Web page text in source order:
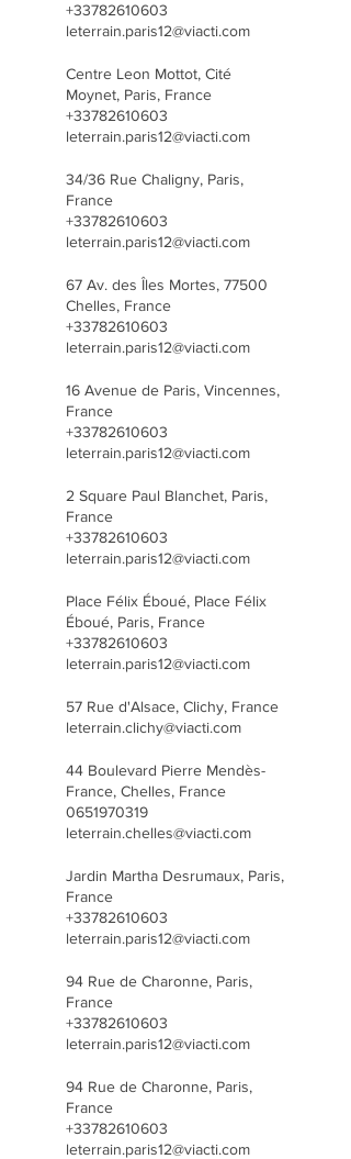
+33782610603
leterrain.paris12@viacti.com
Centre Leon Mottot, Cité
Moynet, Paris, France
+33782610603
leterrain.paris12@viacti.com
34/36 Rue Chaligny, Paris,
France
+33782610603
leterrain.paris12@viacti.com
67 Av. des Îles Mortes, 77500
Chelles, France
+33782610603
leterrain.paris12@viacti.com
16 Avenue de Paris, Vincennes,
France
+33782610603
leterrain.paris12@viacti.com
2 Square Paul Blanchet, Paris,
France
+33782610603
leterrain.paris12@viacti.com
Place Félix Éboué, Place Félix
Éboué, Paris, France
+33782610603
leterrain.paris12@viacti.com
57 Rue d'Alsace, Clichy, France
leterrain.clichy@viacti.com
44 Boulevard Pierre Mendès-
France, Chelles, France
0651970319
leterrain.chelles@viacti.com
Jardin Martha Desrumaux, Paris,
France
+33782610603
leterrain.paris12@viacti.com
94 Rue de Charonne, Paris,
France
+33782610603
leterrain.paris12@viacti.com
94 Rue de Charonne, Paris,
France
+33782610603
leterrain.paris12@viacti.com